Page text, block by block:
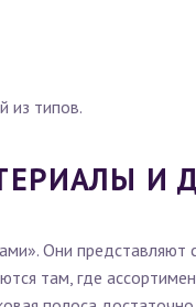
из типов.
И
Они представляют
там, где